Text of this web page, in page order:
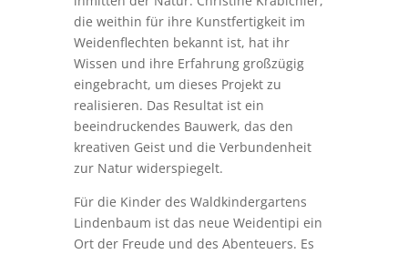
die weithin für ihre Kunstfertigkeit im
Weidenflechten bekannt ist, hat ihr
Wissen und ihre Erfahrung großzügig
eingebracht, um dieses Projekt zu
realisieren. Das Resultat ist ein
beeindruckendes Bauwerk, das den
kreativen Geist und die Verbundenheit
zur Natur widerspiegelt.
Für die Kinder des Waldkindergartens
Lindenbaum ist das neue Weidentipi ein
Ort der Freude und des Abenteuers. Es